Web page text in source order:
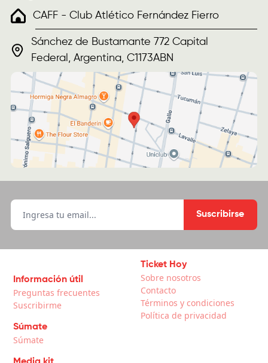
CAFF - Club Atlético Fernández Fierro
Sánchez de Bustamante 772 Capital
Federal, Argentina, C1173ABN
Suscribirse
Información útil
Preguntas frecuentes
Suscribirme
Súmate
Súmate
Ticket Hoy
Sobre nosotros
Contacto
Términos y condiciones
Política de privacidad